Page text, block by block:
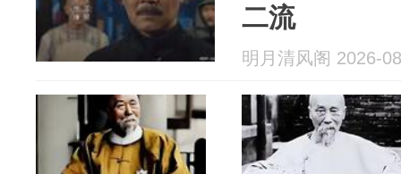
二流
明月清风阁 2026-